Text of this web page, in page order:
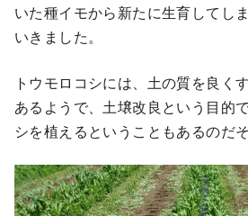
いた種イモから新たに生育してし
いきました。
トウモロコシには、土の質を良く
あるようで、土壌改良という目的
シを植えるということもあるのだそ